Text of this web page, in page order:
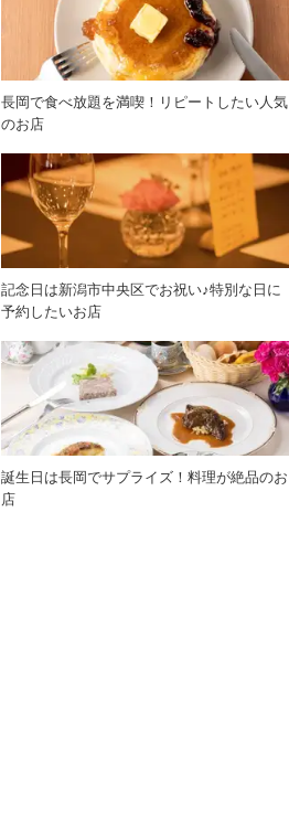
長岡で食べ放題を満喫！リピートしたい人気
のお店
記念日は新潟市中央区でお祝い♪特別な日に
予約したいお店
誕生日は長岡でサプライズ！料理が絶品のお
店